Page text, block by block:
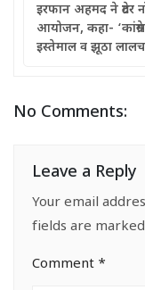
इरफान अहमद ने ग्रेटर
आयोजन, कहा-
इस्तेमाल व झूठा
No Comments:
Leave a Reply
Your email
fields are marked
Comment *